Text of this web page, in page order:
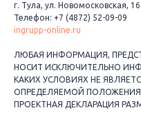
г. Тула, ул. Новомосковская, 16
Телефон: +7 (4872) 52-09-09
ingrupp-online.ru
ЛЮБАЯ ИНФОРМАЦИЯ,
НОСИТ ИСКЛЮЧИТЕЛЬНО
КАКИХ УСЛОВИЯХ НЕ
ОПРЕДЕЛЯЕМОЙ
ПРОЕКТНАЯ ДЕКЛАРАЦИЯ